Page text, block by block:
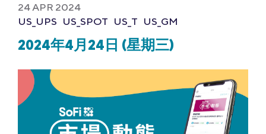
24 APR 2024
US_UPS US_SPOT US_T US_GM
2024年4月24日 (星期三)